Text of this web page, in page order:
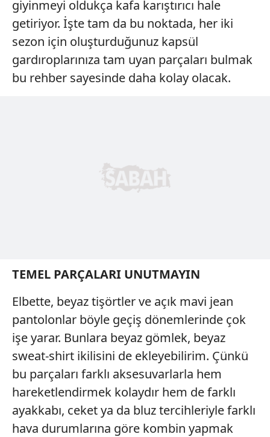
giyinmeyi oldukça kafa karıştırıcı hale
getiriyor. İşte tam da bu noktada, her iki
sezon için oluşturduğunuz kapsül
gardıroplarınıza tam uyan parçaları bulmak
bu rehber sayesinde daha kolay olacak.
TEMEL PARÇALARI UNUTMAYIN
Elbette, beyaz tişörtler ve açık mavi jean
pantolonlar böyle geçiş dönemlerinde çok
işe yarar. Bunlara beyaz gömlek, beyaz
sweat-shirt ikilisini de ekleyebilirim. Çünkü
bu parçaları farklı aksesuvarlarla hem
hareketlendirmek kolaydır hem de farklı
ayakkabı, ceket ya da bluz tercihleriyle farklı
hava durumlarına göre kombin yapmak